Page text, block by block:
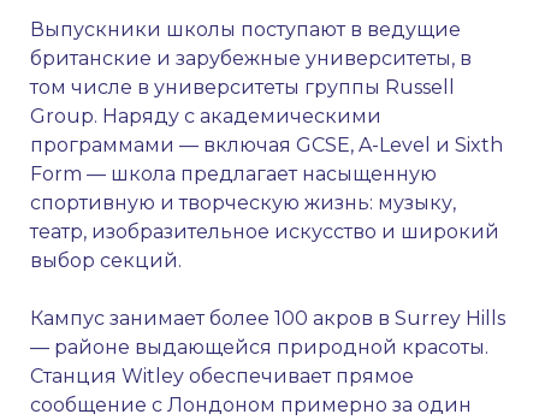
Выпускники школы поступают в ведущие
британские и зарубежные университеты, в
том числе в университеты группы Russell
Group. Наряду с академическими
программами — включая GCSE, A-Level и Sixth
Form — школа предлагает насыщенную
спортивную и творческую жизнь: музыку,
театр, изобразительное искусство и широкий
выбор секций.
Кампус занимает более 100 акров в Surrey Hills
— районе выдающейся природной красоты.
Станция Witley обеспечивает прямое
сообщение с Лондоном примерно за один